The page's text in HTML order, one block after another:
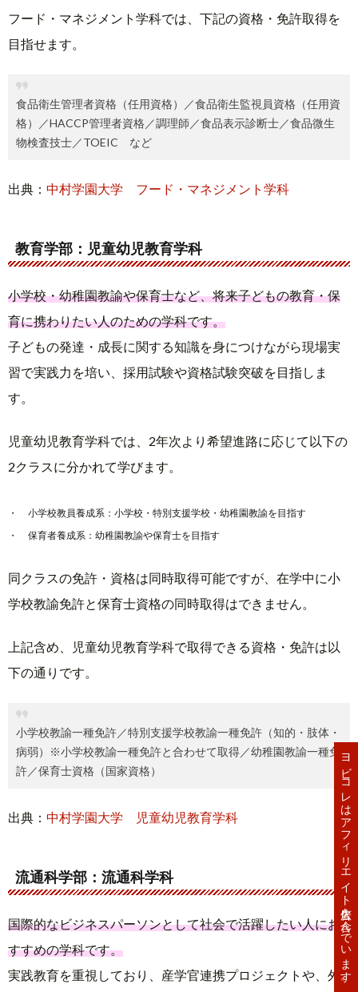
フード・マネジメント学科では、下記の資格・免許取得を
目指せます。
食品衛生管理者資格（任用資格）／食品衛生監視員資格（任用資
格）／HACCP管理者資格／調理師／食品表示診断士／食品微生
物検査技士／TOEIC など
出典： 中村学園大学 フード・マネジメント学科
教育学部：児童幼児教育学科
小学校・幼稚園教諭や保育士など、将来子どもの教育・保
育に携わりたい人のための学科です。
子どもの発達・成長に関する知識を身につけながら現場実
習で実践力を培い、採用試験や資格試験突破を目指しま
す。
児童幼児教育学科では、2年次より希望進路に応じて以下の
2クラスに分かれて学びます。
小学校教員養成系：小学校・特別支援学校・幼稚園教諭を目指す
保育者養成系：幼稚園教諭や保育士を目指す
同クラスの免許・資格は同時取得可能ですが、在学中に小
学校教諭免許と保育士資格の同時取得はできません。
上記含め、児童幼児教育学科で取得できる資格・免許は以
下の通りです。
小学校教諭一種免許／特別支援学校教諭一種免許（知的・肢体・
病弱）※小学校教諭一種免許と合わせて取得／幼稚園教諭一種免
許／保育士資格（国家資格）
出典： 中村学園大学 児童幼児教育学科
流通科学部：流通科学科
国際的なビジネスパーソンとして社会で活躍したい人にお
すすめの学科です。
実践教育を重視しており、産学官連携プロジェクトや、外 ヨビコレはアフィリエイト広告を含んでいます。